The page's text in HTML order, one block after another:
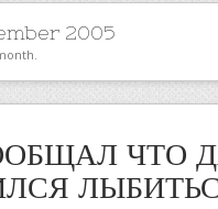
2005
ЧТО